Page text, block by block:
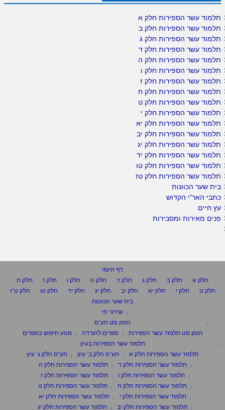
תלמוד עשר הספירות חלק א
תלמוד עשר הספירות חלק ב
תלמוד עשר הספירות חלק ג
תלמוד עשר הספירות חלק ד
תלמוד עשר הספירות חלק ה
תלמוד עשר הספירות חלק ו
תלמוד עשר הספירות חלק ז
תלמוד עשר הספירות חלק ח
תלמוד עשר הספירות חלק ט
תלמוד עשר הספירות חלק י
תלמוד עשר הספירות חלק יא
תלמוד עשר הספירות חלק יב
תלמוד עשר הספירות חלק יג
תלמוד עשר הספירות חלק יד
תלמוד עשר הספירות חלק טו
תלמוד עשר הספירות חלק טז
בית שער הכוונות
כתבי האר"י הקדוש
עץ חיים
פנים מאירות ומסבירות
דף היומי
חלק א
חלק ב חלק ג חלק ד חלק ה חלק ו חלק ז
חלק ח
חלק ט
חלק י חלק יא חלק יב חלק יג חלק יד חלק טו
חלק ט"ז
בית שער הכוונות
שידור חי
הזמן סט תע"ס
הזמן סט תלמוד עשר הספירות
ספרים להורדה
מנוע חיפוש בספרים
תלמוד עשר הספירות בעיון
תלמוד עשר הספירות חלק א
תע"ס חלק ב' עיון
תע"ס חלק ג' עיון
תלמוד עשר הספירות חלק ד
תלמוד עשר הספירות חלק ה
תלמוד עשר הספירות חלק ו
תלמוד עשר הספירות חלק ז
תלמוד עשר הספירות חלק ח
תלמוד עשר הספירות חלק ט
תלמוד עשר הספירות חלק י
תלמוד עשר הספירות חלק יא
תלמוד עשר הספירות חלק יב
תלמוד עשר הספירות חלק יג